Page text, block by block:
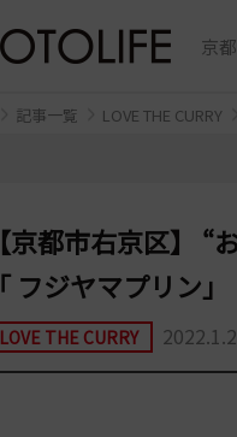
京
記事一覧 LOVE THE CURRY
【京都市右京区】
「 フジヤマプリン」
LOVE THE CURRY